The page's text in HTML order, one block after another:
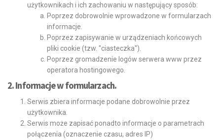
użytkownikach i ich zachowaniu w następujący sposób:
Poprzez dobrowolnie wprowadzone w formularzach
informacje.
Poprzez zapisywanie w urządzeniach końcowych
pliki cookie (tzw. "ciasteczka").
Poprzez gromadzenie logów serwera www przez
operatora hostingowego.
2. Informacje w formularzach.
Serwis zbiera informacje podane dobrowolnie przez
użytkownika.
Serwis może zapisać ponadto informacje o parametrach
połączenia (oznaczenie czasu, adres IP)